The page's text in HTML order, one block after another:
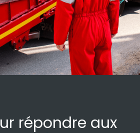
répondre aux